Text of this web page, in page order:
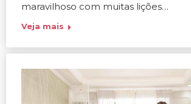
maravilhoso com muitas lições…
Veja mais